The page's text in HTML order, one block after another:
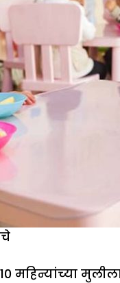
10 महिन्यांच्या